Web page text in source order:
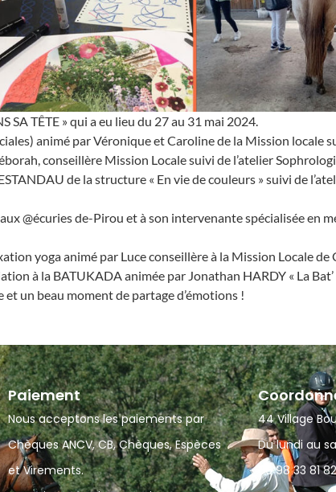
SA TÊTE » qui a eu lieu du 27 au 31 mai 2024.
animé par Véronique et Caroline de la Mission locale
conseillère Mission Locale suivi de l’atelier
de la structure « En vie de couleurs » suivi de
@écuries de-Pirou et à son intervenante spécialisée en
yoga animé par Luce conseillère à la Mission Locale de
à la BATUKADA animée par Jonathan HARDY « La
un beau moment de partage d’émotions !
Paiement
Nous acceptons les paiements par
Chèques ANCV, CB, Chèques, Espèces
et Virements.
44 Village
Du lundi au
06 98 33 81 82